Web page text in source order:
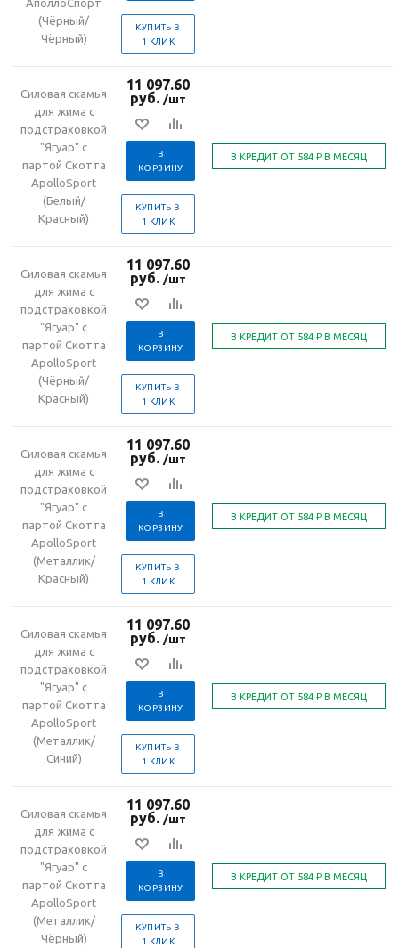
АполлоСпорт
(Чёрный/
Чёрный)
КУПИТЬ В
1 КЛИК
Силовая скамья
для жима с
подстраховкой
"Ягуар" с
партой Скотта
ApolloSport
(Белый/
Красный)
11 097.60
руб. /шт
В
КОРЗИНУ
КУПИТЬ В
1 КЛИК
Силовая скамья
для жима с
подстраховкой
"Ягуар" с
партой Скотта
ApolloSport
(Чёрный/
Красный)
11 097.60
руб. /шт
В
КОРЗИНУ
КУПИТЬ В
1 КЛИК
Силовая скамья
для жима с
подстраховкой
"Ягуар" с
партой Скотта
ApolloSport
(Металлик/
Красный)
11 097.60
руб. /шт
В
КОРЗИНУ
КУПИТЬ В
1 КЛИК
Силовая скамья
для жима с
подстраховкой
"Ягуар" с
партой Скотта
ApolloSport
(Металлик/
Синий)
11 097.60
руб. /шт
В
КОРЗИНУ
КУПИТЬ В
1 КЛИК
Силовая скамья
для жима с
подстраховкой
"Ягуар" с
партой Скотта
ApolloSport
(Металлик/
Чёрный)
11 097.60
руб. /шт
В
КОРЗИНУ
КУПИТЬ В
1 КЛИК